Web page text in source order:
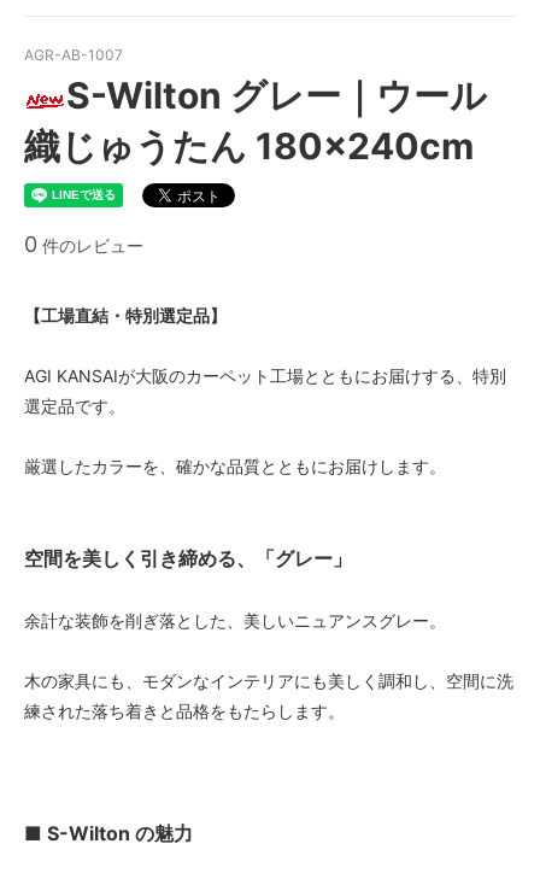
AGR-AB-1007
S-Wilton グレー｜ウール
織じゅうたん 180×240cm
0 件のレビュー
【工場直結・特別選定品】
AGI KANSAIが大阪のカーペット工場とともにお届けする、特別
選定品です。
厳選したカラーを、確かな品質とともにお届けします。
空間を美しく引き締める、「グレー」
余計な装飾を削ぎ落とした、美しいニュアンスグレー。
木の家具にも、モダンなインテリアにも美しく調和し、空間に洗
練された落ち着きと品格をもたらします。
■ S-Wilton の魅力